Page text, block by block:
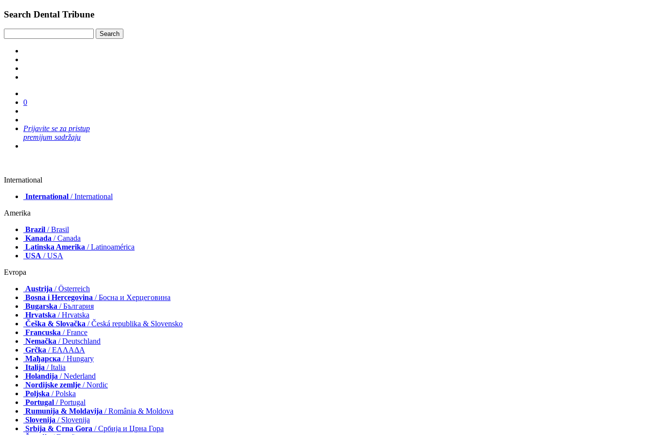
Search Dental Tribune
0
Prijavite se za pristup
premijum sadržaju
International
International / International
Amerika
Brazil / Brasil
Kanada / Canada
Latinska Amerika / Latinoamérica
USA / USA
Evropa
Austrija / Österreich
Bosna i Hercegovina / Босна и Херцеговина
Bugarska / България
Hrvatska / Hrvatska
Češka & Slovačka / Česká republika & Slovensko
Francuska / France
Nemačka / Deutschland
Grčka / ΕΛΛΑΔΑ
Мађарска / Hungary
Italija / Italia
Holandija / Nederland
Nordijske zemlje / Nordic
Poljska / Polska
Portugal / Portugal
Rumunija & Moldavija / România & Moldova
Slovenija / Slovenija
Srbija & Crna Gora / Србија и Црна Гора